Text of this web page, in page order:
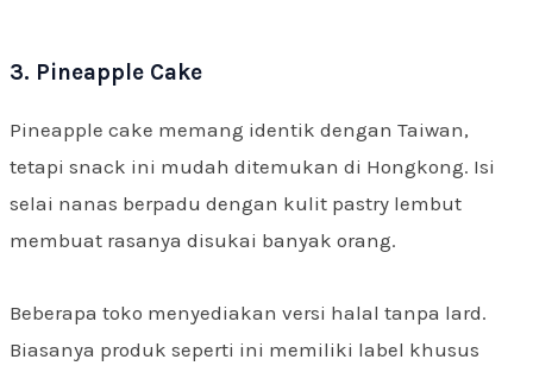
3. Pineapple Cake
Pineapple cake memang identik dengan Taiwan,
tetapi snack ini mudah ditemukan di Hongkong. Isi
selai nanas berpadu dengan kulit pastry lembut
membuat rasanya disukai banyak orang.
Beberapa toko menyediakan versi halal tanpa lard.
Biasanya produk seperti ini memiliki label khusus